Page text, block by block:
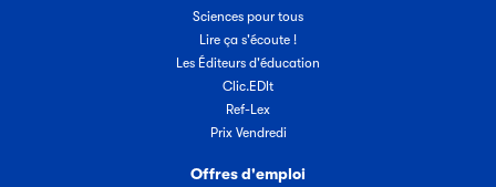
Sciences pour tous
Lire ça s'écoute !
Les Éditeurs d'éducation
Clic.EDIt
Ref-Lex
Prix Vendredi
Offres d'emploi